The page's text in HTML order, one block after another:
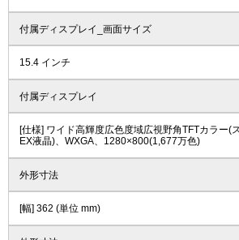
付属ディスプレイ_画面サイズ
15.4 インチ
付属ディスプレイ
[仕様] ワイド高輝度広色度域広視野角TFTカラー(
EX液晶)、WXGA、1280×800(1,677万色)
外形寸法
[幅] 362 (単位 mm)